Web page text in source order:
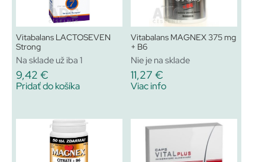
Vitabalans LACTOSEVEN
Strong
Na sklade už iba 1
9,42 €
Pridať do košíka
Vitabalans MAGNEX 375 mg
+ B6
Nie je na sklade
11,27 €
Viac info